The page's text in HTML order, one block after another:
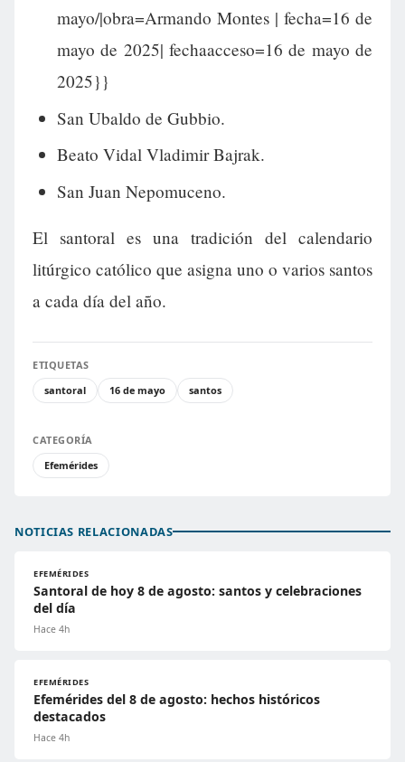
mayo/|obra=Armando Montes | fecha=16 de
mayo de 2025| fechaacceso=16 de mayo de
2025}}
San Ubaldo de Gubbio.
Beato Vidal Vladimir Bajrak.
San Juan Nepomuceno.
El santoral es una tradición del calendario
litúrgico católico que asigna uno o varios santos
a cada día del año.
ETIQUETAS
santoral
16 de mayo santos
CATEGORÍA
Efemérides
NOTICIAS RELACIONADAS
EFEMÉRIDES
Santoral de hoy 8 de agosto: santos y celebraciones
del día
Hace 4h
EFEMÉRIDES
Efemérides del 8 de agosto: hechos históricos
destacados
Hace 4h